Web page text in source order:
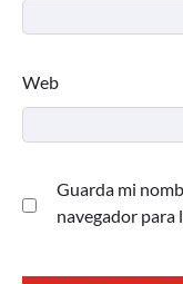
Web
Guarda mi
navegador para